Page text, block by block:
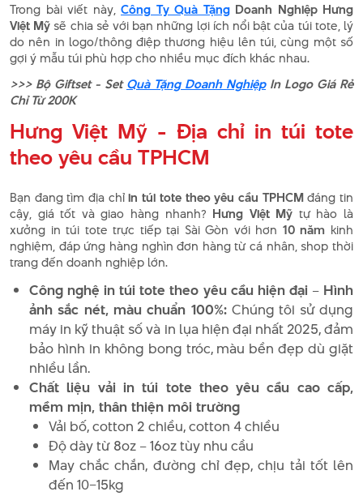
Trong bài viết này, Công Ty Quà TặngDoanh Nghiệp Hưng
Việt Mỹ sẽ chia sẻ với bạn những lợi ích nổi bật của túi tote, lý
do nên in logo/thông điệp thương hiệu lên túi, cùng một số
gợi ý mẫu túi phù hợp cho nhiều mục đích khác nhau.
>>> Bộ Giftset - SetQuà Tặng Doanh NghiệpIn Logo Giá Rẻ
Chỉ Từ 200K
Hưng Việt Mỹ - Địa chỉ in túi tote
theo yêu cầu TPHCM
Bạn đang tìm địa chỉin túi tote theo yêu cầu TPHCMđáng tin
cậy, giá tốt và giao hàng nhanh? Hưng Việt Mỹ tự hào là
xưởng in túi tote trực tiếp tại Sài Gòn với hơn 10 năm kinh
nghiệm, đáp ứng hàng nghìn đơn hàng từ cá nhân, shop thời
trang đến doanh nghiệp lớn.
Công nghệ in túi tote theo yêu cầu hiện đại – Hình
ảnh sắc nét, màu chuẩn 100%: Chúng tôi sử dụng
máy in kỹ thuật số và in lụa hiện đại nhất 2025, đảm
bảo hình in không bong tróc, màu bền đẹp dù giặt
nhiều lần.
Chất liệu vải in túi tote theo yêu cầu cao cấp,
mềm mịn, thân thiện môi trường
Vải bố, cotton 2 chiều, cotton 4 chiều
Độ dày từ 8oz – 16oz tùy nhu cầu
May chắc chắn, đường chỉ đẹp, chịu tải tốt lên
đến 10–15kg